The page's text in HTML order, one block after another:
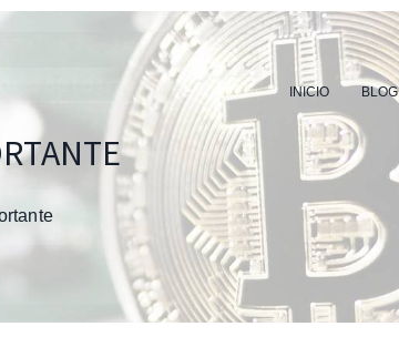
INICIO BLOG